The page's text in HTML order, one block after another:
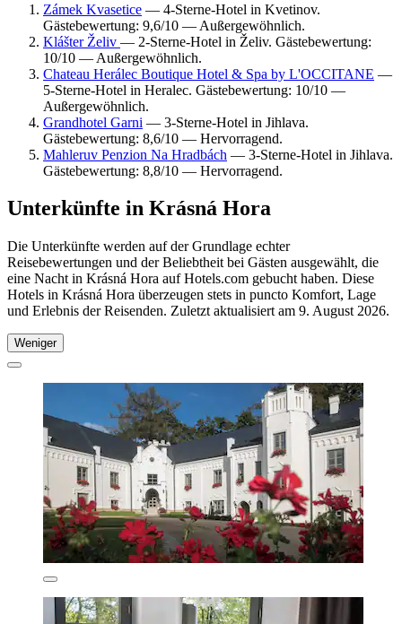
Zámek Kvasetice — 4-Sterne-Hotel in Kvetinov.
Gästebewertung: 9,6/10 — Außergewöhnlich.
Klášter Želiv — 2-Sterne-Hotel in Želiv. Gästebewertung:
10/10 — Außergewöhnlich.
Chateau Herálec Boutique Hotel & Spa by L'OCCITANE —
5-Sterne-Hotel in Heralec. Gästebewertung: 10/10 —
Außergewöhnlich.
Grandhotel Garni — 3-Sterne-Hotel in Jihlava.
Gästebewertung: 8,6/10 — Hervorragend.
Mahleruv Penzion Na Hradbách — 3-Sterne-Hotel in Jihlava.
Gästebewertung: 8,8/10 — Hervorragend.
Unterkünfte in Krásná Hora
Die Unterkünfte werden auf der Grundlage echter
Reisebewertungen und der Beliebtheit bei Gästen ausgewählt, die
eine Nacht in Krásná Hora auf Hotels.com gebucht haben. Diese
Hotels in Krásná Hora überzeugen stets in puncto Komfort, Lage
und Erlebnis der Reisenden. Zuletzt aktualisiert am 9. August 2026.
Weniger